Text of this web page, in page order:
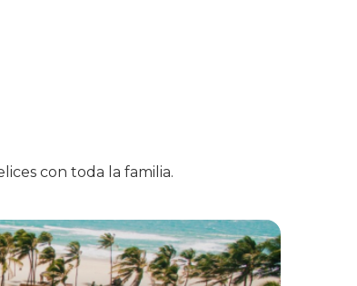
con toda la familia.